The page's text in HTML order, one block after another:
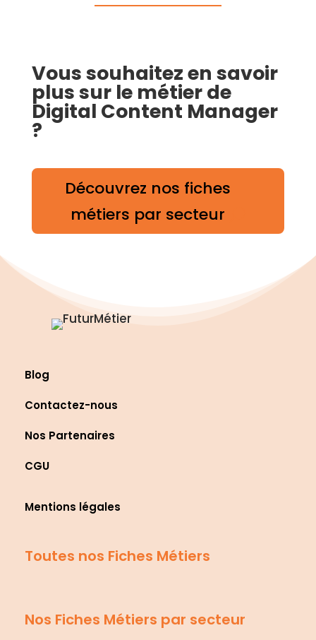
Vous souhaitez en savoir
plus sur le métier de
Digital Content Manager
?
Découvrez nos fiches
métiers par secteur
Blog
Contactez-nous
Nos Partenaires
CGU
Mentions légales
Toutes nos Fiches Métiers
Nos Fiches Métiers par secteur